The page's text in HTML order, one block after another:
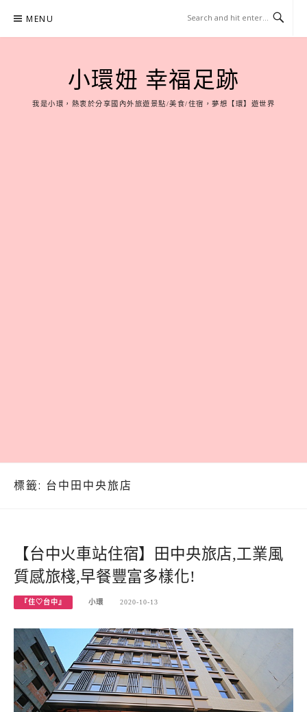
content
MENU
小環妞 幸福足跡
我是小環，熱衷於分享國內外旅遊景點/美食/住宿，夢想【環】遊世界
標籤: 台中田中央旅店
【台中火車站住宿】田中央旅店,工業風
質感旅棧,早餐豐富多樣化!
『住♡台中』 小環 2020-10-13